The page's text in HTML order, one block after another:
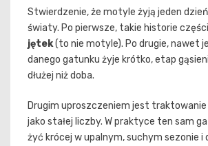
Stwierdzenie, że motyle żyją jeden
światy. Po pierwsze, takie historie
jętek(to nie motyle). Po drugie, nawet
danego gatunku żyje krótko, etap
dłużej niż doba.
Drugim uproszczeniem jest traktowanie
jako stałej liczby. W praktyce ten sam
żyć krócej w upalnym, suchym sezonie i